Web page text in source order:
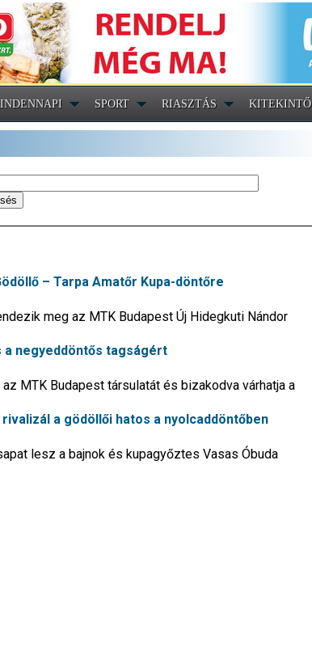
SPORT RIASZTÁS KITEKINTŐ
– Tarpa Amatőr Kupa-döntőre
meg az MTK Budapest Új Hidegkuti Nándor
a negyeddöntős tagságért
MTK Budapest társulatát és bizakodva várhatja a
a gödöllői hatos a nyolcaddöntőben
lesz a bajnok és kupagyőztes Vasas Óbuda